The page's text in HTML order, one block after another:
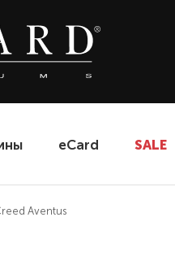
eCard SALE
Aventus